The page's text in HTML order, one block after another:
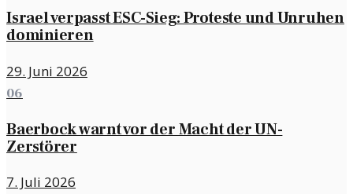
Israel verpasst ESC-Sieg: Proteste und Unruhen
dominieren
29. Juni 2026
06
Baerbock warnt vor der Macht der UN-
Zerstörer
7. Juli 2026